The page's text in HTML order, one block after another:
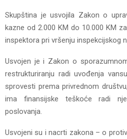
Skupština je usvojila Zakon o
kazne od 2.000 KM do 10.000 KM
inspektora pri vršenju inspekcijskog
Usvojen je i Zakon o
restrukturiranju radi uvođenja
sprovesti prema privrednom
ima finansijske teškoće radi
poslovanja.
Usvojeni su i nacrti zakona – o